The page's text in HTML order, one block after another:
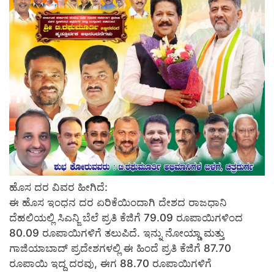
ಹೊಸ ದರ ವಿವರ ಹೀಗಿದೆ:
ಈ ಹೊಸ ಇಂಧನ ದರ ಏರಿಕೆಯಿಂದಾಗಿ ದೇಶದ ರಾಜಧಾನಿ
ದೆಹಲಿಯಲ್ಲಿ ಸಿಎನ್ಜಿ ಬೆಲೆ ಪ್ರತಿ ಕೆಜಿಗೆ 79.09 ರೂಪಾಯಿಗಳಿಂದ
80.09 ರೂಪಾಯಿಗಳಿಗೆ ತಲುಪಿದೆ. ಇನ್ನು ನೋಯ್ಡಾ ಮತ್ತು
ಗಾಜಿಯಾಬಾದ್ ಪ್ರದೇಶಗಳಲ್ಲಿ ಈ ಹಿಂದೆ ಪ್ರತಿ ಕೆಜಿಗೆ 87.70
ರೂಪಾಯಿ ಇದ್ದ ದರವು, ಈಗ 88.70 ರೂಪಾಯಿಗಳಿಗೆ